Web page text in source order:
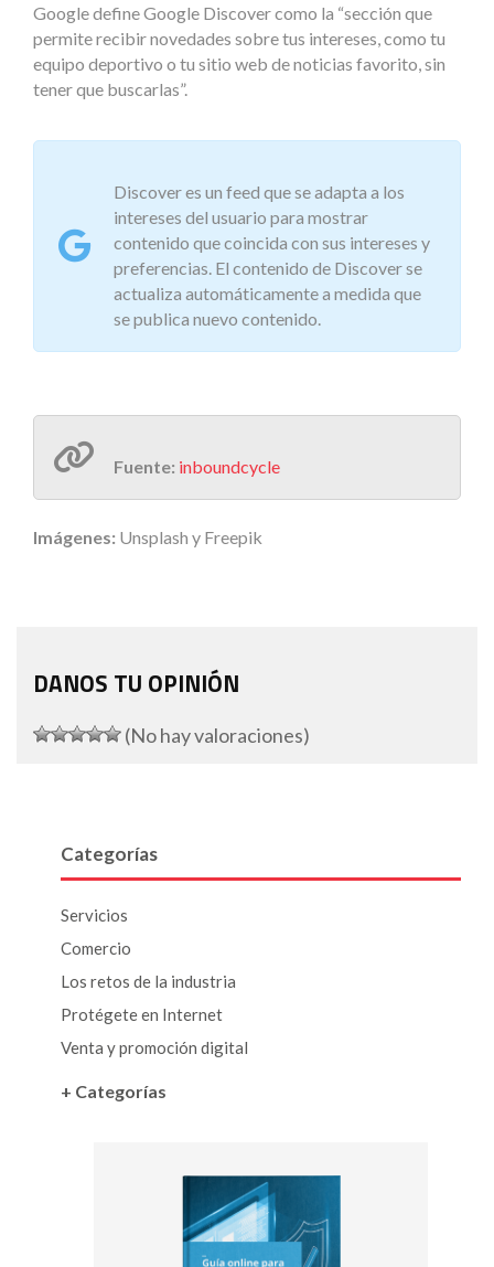
Google define Google Discover como la “sección que
permite recibir novedades sobre tus intereses, como tu
equipo deportivo o tu sitio web de noticias favorito, sin
tener que buscarlas”.
Discover es un feed que se adapta a los
intereses del usuario para mostrar
contenido que coincida con sus intereses y
preferencias. El contenido de Discover se
actualiza automáticamente a medida que
se publica nuevo contenido.
Fuente: inboundcycle
Imágenes: Unsplash y Freepik
DANOS TU OPINIÓN
(No hay valoraciones)
Categorías
Servicios
Comercio
Los retos de la industria
Protégete en Internet
Venta y promoción digital
+ Categorías